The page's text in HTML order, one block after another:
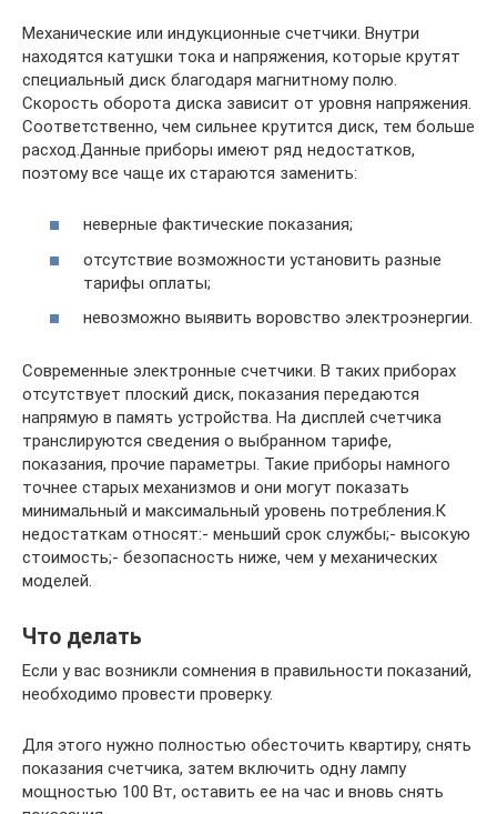
Механические или индукционные счетчики. Внутри
находятся катушки тока и напряжения, которые крутят
специальный диск благодаря магнитному полю.
Скорость оборота диска зависит от уровня напряжения.
Соответственно, чем сильнее крутится диск, тем больше
расход.Данные приборы имеют ряд недостатков,
поэтому все чаще их стараются заменить:
неверные фактические показания;
отсутствие возможности установить разные
тарифы оплаты;
невозможно выявить воровство электроэнергии.
Современные электронные счетчики. В таких приборах
отсутствует плоский диск, показания передаются
напрямую в память устройства. На дисплей счетчика
транслируются сведения о выбранном тарифе,
показания, прочие параметры. Такие приборы намного
точнее старых механизмов и они могут показать
минимальный и максимальный уровень потребления.К
недостаткам относят:- меньший срок службы;- высокую
стоимость;- безопасность ниже, чем у механических
моделей.
Что делать
Если у вас возникли сомнения в правильности показаний,
необходимо провести проверку.
Для этого нужно полностью обесточить квартиру, снять
показания счетчика, затем включить одну лампу
мощностью 100 Вт, оставить ее на час и вновь снять